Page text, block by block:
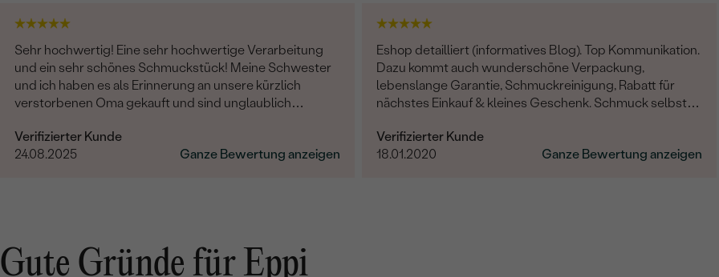
Sehr hochwertig! Eine sehr hochwertige Verarbeitung
und ein sehr schönes Schmuckstück! Meine Schwester
und ich haben es als Erinnerung an unsere kürzlich
verstorbenen Oma gekauft und sind unglaublich
Eine absolute Empfehlung!
Verifizierter Kunde
24.08.2025
Ganze Bewertung anzeigen
Eshop detailliert (informatives Blog). Top Kommunikation.
Dazu kommt auch wunderschöne Verpackung,
lebenslange Garantie, Schmuckreinigung, Rabatt für
nächstes Einkauf & kleines Geschenk. Schmuck selbst -
Verifizierter Kunde
18.01.2020
Ganze Bewertung anzeigen
Gute Gründe für Eppi